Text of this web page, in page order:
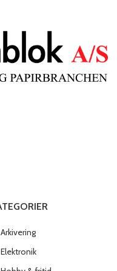
Arkivering
Elektronik